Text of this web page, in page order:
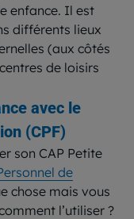
enfance. Il est
différents lieux
(aux côtés
de loisirs
avec le
(CPF)
son CAP Petite
de
chose mais vous
l’utiliser ?